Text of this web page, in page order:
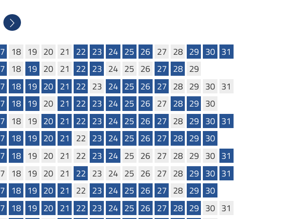
Successivo
18 19 20 21 22 23 24 25 26 27 28 29 30 31
18 19 20 21 22 23 24 25 26 27 28 29
18 19 20 21 22 23 24 25 26 27 28 29 30 31
18 19 20 21 22 23 24 25 26 27 28 29 30
18 19 20 21 22 23 24 25 26 27 28 29 30 31
18 19 20 21 22 23 24 25 26 27 28 29 30
18 19 20 21 22 23 24 25 26 27 28 29 30 31
18 19 20 21 22 23 24 25 26 27 28 29 30 31
18 19 20 21 22 23 24 25 26 27 28 29 30
18 19 20 21 22 23 24 25 26 27 28 29 30 31